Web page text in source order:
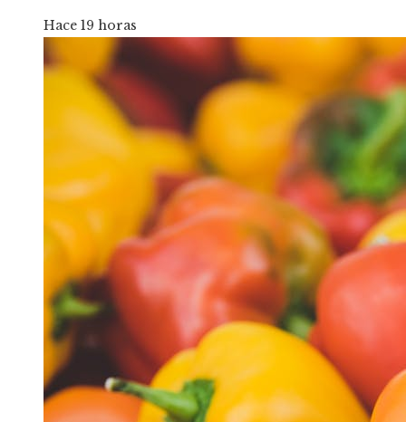
Hace 19 horas